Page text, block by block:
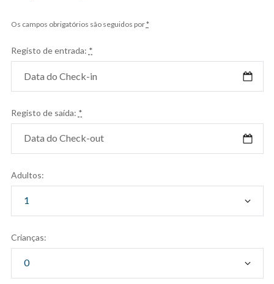
Os campos obrigatórios são seguidos por*
Registo de entrada: *
Registo de saída: *
Adultos:
Crianças: